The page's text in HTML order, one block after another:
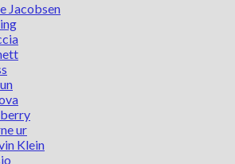
Jacobsen
ur
Klein